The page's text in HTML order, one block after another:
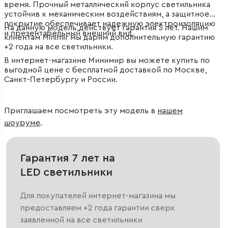
время. Прочный металлический корпус светильника
устойчив к механическим воздействиям, а защитное
покрытие обеспечивает надежную электроизоляцию
и презентабельный внешний вид.
На данную модель действует гарантия 5 лет. Нашим
клиентам Minimir мы дарим дополнительную гарантию
+2 года на все светильники.
В интернет-магазине Минимир вы можете купить по
выгодной цене с бесплатной доставкой по Москве,
Санкт-Петербургу и России.
Приглашаем посмотреть эту модель в нашем
шоуруме.
Гарантия 7 лет на
LED светильники
Для покупателей интернет-магазина мы
предоставляем +2 года гарантии сверх
заявленной на все светильники